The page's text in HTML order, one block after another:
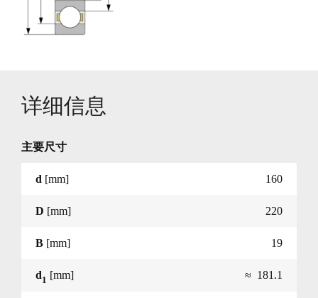
详细信息
主要尺寸
d [mm] 160
D [mm] 220
B [mm] 19
d1 [mm] ≈ 181.1